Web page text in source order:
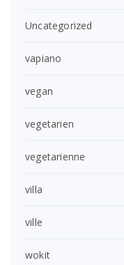
Uncategorized
vapiano
vegan
vegetarien
vegetarienne
villa
ville
wokit